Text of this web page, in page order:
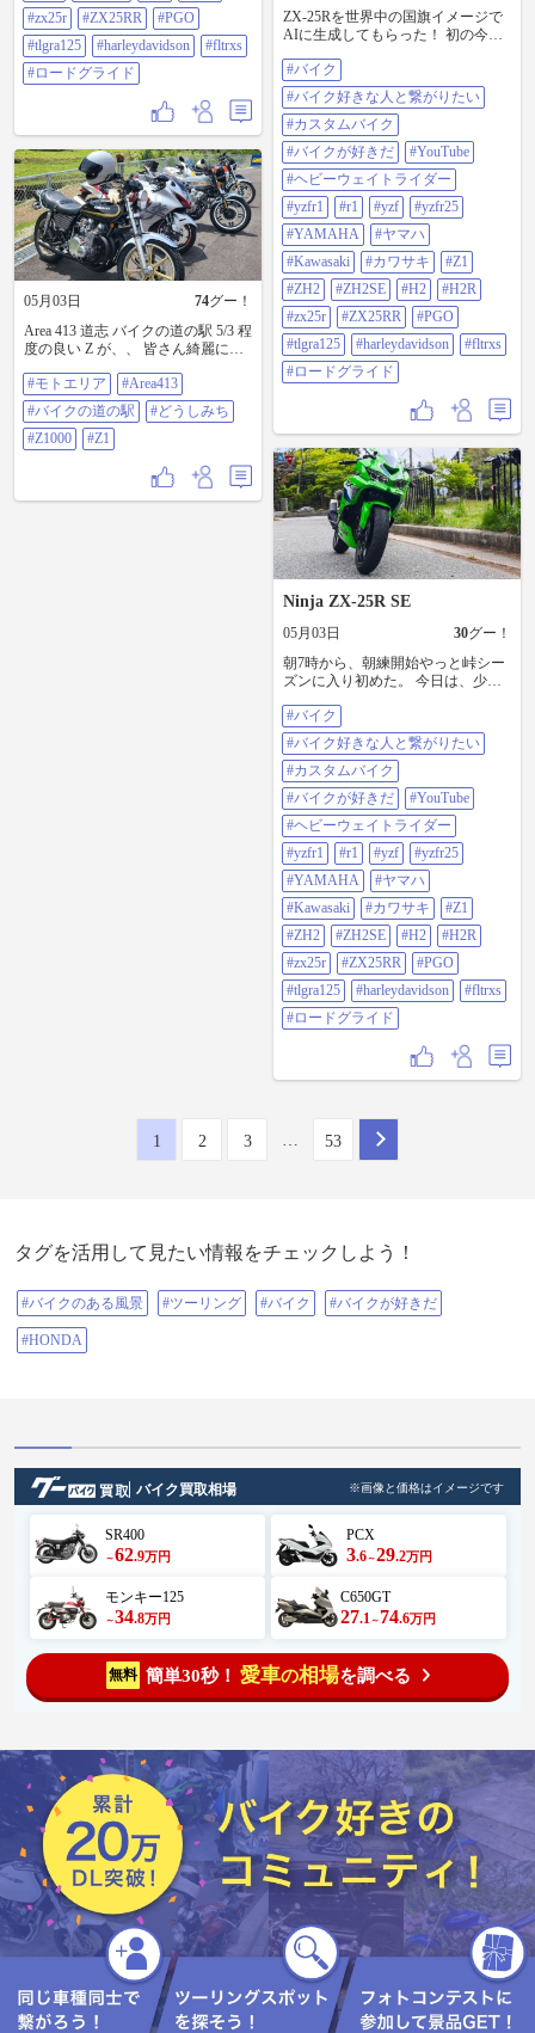
#zx25r
#ZX25RR
#PGO
#tlgra125
#harleydavidson
#fltrxs
#ロードグライド
ZX-25Rを世界中の国旗イメージで
AIに生成してもらった！ 初の今回
ZX-25R外装！ #バイク #バイク好き
な人と繋がりたい #カスタムバイク
#バイクが好きだ #Youtube #ヘビー
ウェイトライダー #yzfr1 #r1 #yzf
#yzfr25 #yamaha #ヤマハ #Kawasaki
#カワサキ #Z1 #ZH2 #ZH2SE #H2
#H2R #zx25r #zx25rr #pgo #tlgra125
#HarleyDavidson #FLTRXS #ロード
グライド
#バイク
#バイク好きな人と繋がりたい
#カスタムバイク
#バイクが好きだ
#YouTube
#ヘビーウェイトライダー
#yzfr1
#r1 #yzf
#yzfr25
#YAMAHA
#ヤマハ
#Kawasaki
#カワサキ
#Z1
#ZH2
#ZH2SE #H2
#H2R
#zx25r
#ZX25RR
#PGO
#tlgra125
#harleydavidson
#fltrxs
#ロードグライド
05月03日 74グー！
Area 413 道志 バイクの道の駅 5/3 程
度の良い Z が、、 皆さん綺麗に乗
モトエリア #Area413 #バイクの道の
駅 #どうしみち #Z1000 #Z1
#モトエリア
#Area413
#バイクの道の駅
#どうしみち
#Z1000
#Z1
Ninja ZX-25R SE
05月03日 30グー！
朝7時から、朝練開始やっと峠シー
ズンに入り初めた。 今日は、少し
に当たってずっと気になってた、
ハンドルの上下と開幅の調整をし
フロントはプリをリアは、伸び側
を調整し快適に入れるようにセッ
トを詰めていった。 でも、体重が
重すぎるから純正だとフロントは
ブレーキ時にフルボトムしリアは
跳ね返りが激しくてどないもしよ
うがない・・・リアサスを、セミ
かフルオーダーで作ってくれる所
に変えたいが1年間は純正で乗ると
決めたので来年まで我慢我慢 #バイ
ク #バイク好きな人と繋がりたい #
カスタムバイク #バイクが好きだ
#Youtube #ヘビーウェイトライダー
#yzfr1 #r1 #yzf #yzfr25 #yamaha #ヤ
マハ #Kawasaki #カワサキ #Z1 #ZH2
#ZH2SE #H2 #H2R #zx25r #zx25rr
#FLTRXS #ロードグライド
#バイク
#バイク好きな人と繋がりたい
#カスタムバイク
#バイクが好きだ
#YouTube
#ヘビーウェイトライダー
#yzfr1
#r1 #yzf
#yzfr25
#YAMAHA
#ヤマハ
#Kawasaki
#カワサキ
#Z1
#ZH2
#ZH2SE #H2
#H2R
#zx25r
#ZX25RR
#PGO
#tlgra125
#harleydavidson
#fltrxs
#ロードグライド
1 2 3 … 53
タグを活用して見たい情報をチェックしよう！
#バイクのある風景 #ツーリング #バイク #バイクが好きだ
#HONDA
バイク買取相場 ※画像と価格はイメージです
SR400
～62.9万円
PCX
3.6～29.2万円
モンキー125
～34.8万円
C650GT
27.1 ～ 74.6万円
無料 簡単30秒！ 愛車の相場を調べる